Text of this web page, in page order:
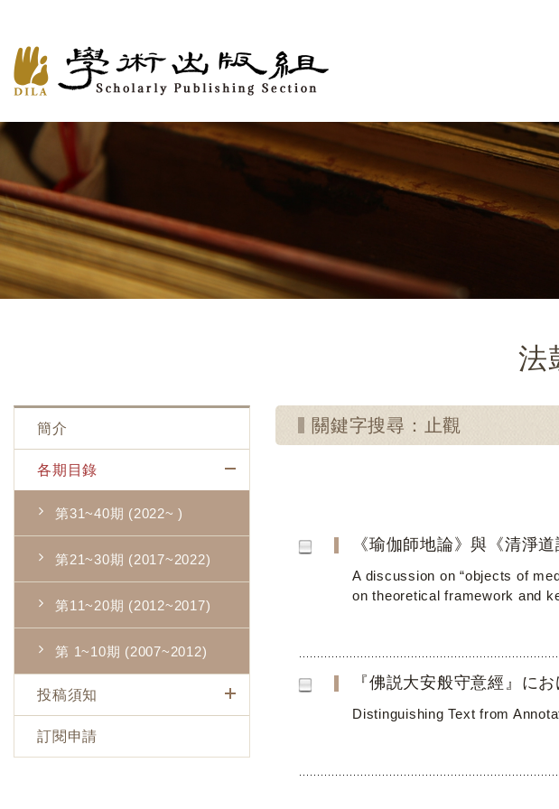
法
簡介
各期目錄
第31~40期 (2022~ )
第21~30期 (2017~2022)
第11~20期 (2012~2017)
第 1~10期 (2007~2012)
投稿須知
訂閱申請
關鍵字搜尋：止觀
《瑜伽師地論》與《清淨
A discussion on “objects of
on theoretical framework and
『佛説大安般守意經』に
Distinguishing Text from